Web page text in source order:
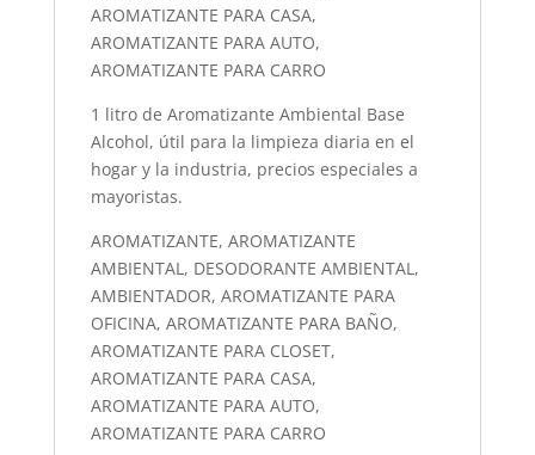
AROMATIZANTE PARA CASA,
AROMATIZANTE PARA AUTO,
AROMATIZANTE PARA CARRO
1 litro de Aromatizante Ambiental Base
Alcohol, útil para la limpieza diaria en el
hogar y la industria, precios especiales a
mayoristas.
AROMATIZANTE, AROMATIZANTE
AMBIENTAL, DESODORANTE AMBIENTAL,
AMBIENTADOR, AROMATIZANTE PARA
OFICINA, AROMATIZANTE PARA BAÑO,
AROMATIZANTE PARA CLOSET,
AROMATIZANTE PARA CASA,
AROMATIZANTE PARA AUTO,
AROMATIZANTE PARA CARRO